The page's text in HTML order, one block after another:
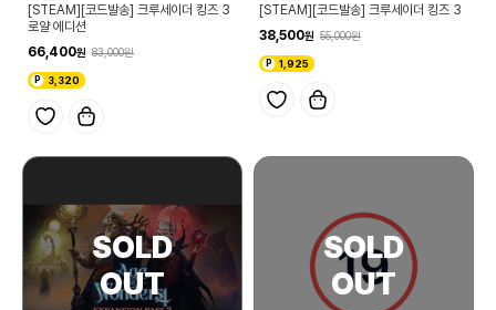
[STEAM][코드발송] 크루세이더 킹즈 3
로얄 에디션
66,400
83,000
3,320
[STEAM][코드발송] 크루세이더 킹즈 3
38,500
55,000
1,925